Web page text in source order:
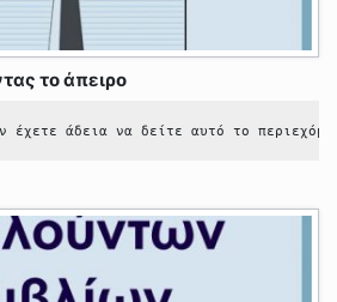
το άπειρο
έχετε άδεια να δείτε αυτό το